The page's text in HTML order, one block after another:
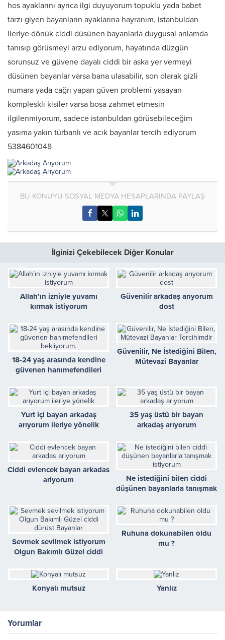
hos ayaklarını ayrıca ilgi duyuyorum topuklu yada babet
tarzı giyen bayanların ayaklarına hayranım, istanbuldan
ileriye dönük ciddi düsünen bayanlarla duygusal anlamda
tanısıp görüsmeyi arzu ediyorum, hayatında düzgün
sorunsuz ve güvene dayalı ciddi bir aska yer vermeyi
düsünen bayanlar varsa bana ulasabilir, son olarak gizli
numara yada cağrı yapan güven problemi yasayan
kompleskli kisiler varsa bosa zahmet etmesin
ilgilenmiyorum, sadece istanbuldan görüsebileceğim
yasıma yakın türbanlı ve acık bayanlar tercih ediyorum
5384601048
BU KONUYU SOSYAL MEDYA HESAPLARINDA PAYLAŞ
İlginizi Çekebilecek Diğer Konular
Allah’ın izniyle yuvamı
kırmak istiyorum
Güvenilir arkadaş arıyorum
dost
18-24 yaş arasında kendine
güvenen hanımefendileri
Güvenilir, Ne İstediğini Bilen,
Mütevazi Bayanlar
Yurt içi bayan arkadaş
arıyorum ileriye yönelik
35 yaş üstü bir bayan
arkadaş arıyorum
Ciddi evlencek bayan arkadas
ariyorum
Ne istediğini bilen ciddi
düşünen bayanlarla tanışmak
Sevmek sevilmek istiyorum
Olgun Bakımlı Güzel ciddi
Ruhuna dokunabilen oldu
mu ?
Konyalı mutsuz Yanlız
Yorumlar